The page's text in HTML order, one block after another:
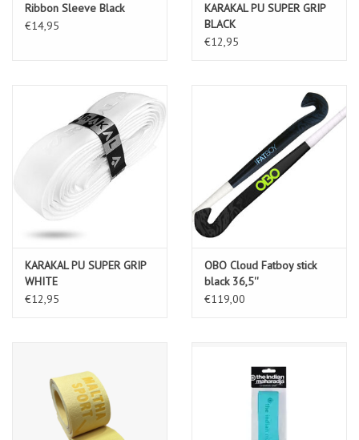
Ribbon Sleeve Black
€14,95
KARAKAL PU SUPER GRIP
BLACK
€12,95
KARAKAL PU SUPER GRIP
WHITE
€12,95
OBO Cloud Fatboy stick
black 36,5''
€119,00